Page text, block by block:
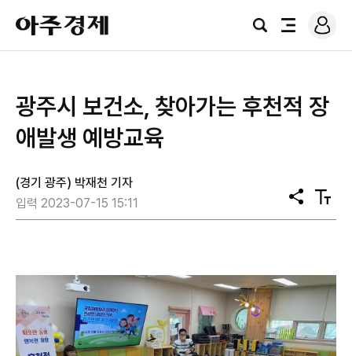
아
주
경
검
전
로
그
광주시 보건소, 찾아가는 후천적 장
애발생 예방교육
(경기 광주) 박재천 기자
입력 2023-07-15 15:11
공
유
텍
스